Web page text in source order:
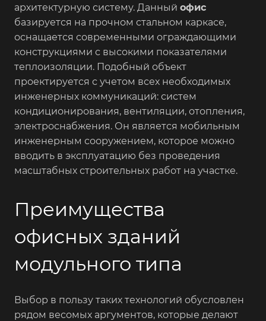
архитектурную систему. Данный офис
базируется на прочном стальном каркасе,
оснащается современными ограждающими
конструкциями с высокими показателями
теплоизоляции. Подобный объект
проектируется с учетом всех необходимых
инженерных коммуникаций: систем
кондиционирования, вентиляции, отопления,
электроснабжения. Он является мобильным
инженерным сооружением, которое можно
вводить в эксплуатацию без проведения
масштабных строительных работ на участке.
Преимущества
офисных зданий
модульного типа
Выбор в пользу таких технологий обусловлен
рядом весомых аргументов, которые делают